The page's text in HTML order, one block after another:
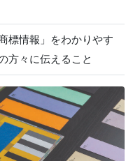
標情報」をわかりやす
方々に伝えること